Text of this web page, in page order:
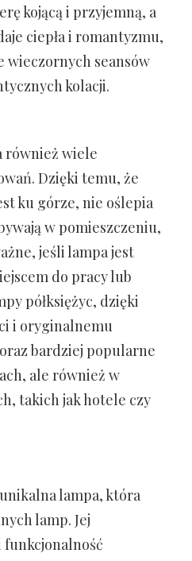
kojącą i przyjemną, a
ciepła i romantyzmu,
wieczornych seansów
kolacji.
również wiele
Dzięki temu, że
ku górze, nie oślepia
w pomieszczeniu,
jeśli lampa jest
do pracy lub
półksiężyc, dzięki
i oryginalnemu
bardziej popularne
ale również w
takich jak hotele czy
lampa, która
lamp. Jej